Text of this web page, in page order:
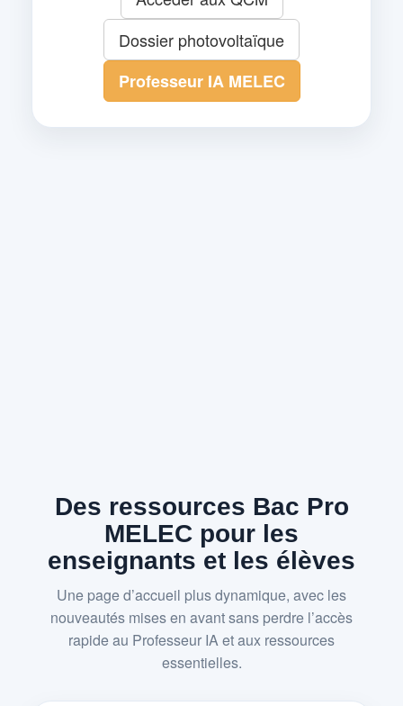
Dossier photovoltaïque
Professeur IA MELEC
Des ressources Bac Pro
MELEC pour les
enseignants et les élèves
Une page d’accueil plus dynamique, avec les
nouveautés mises en avant sans perdre l’accès
rapide au Professeur IA et aux ressources
essentielles.